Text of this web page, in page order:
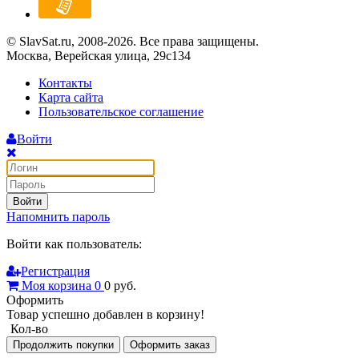
© SlavSat.ru, 2008-2026. Все права защищены.
Москва, Верейская улица, 29с134
Контакты
Карта сайта
Пользовательское соглашение
Войти
Войти
Напомнить пароль
Войти как пользователь:
Регистрация
Моя корзина 0 0 руб.
Оформить
Товар успешно добавлен в корзину!
Кол-во
Продолжить покупки Оформить заказ